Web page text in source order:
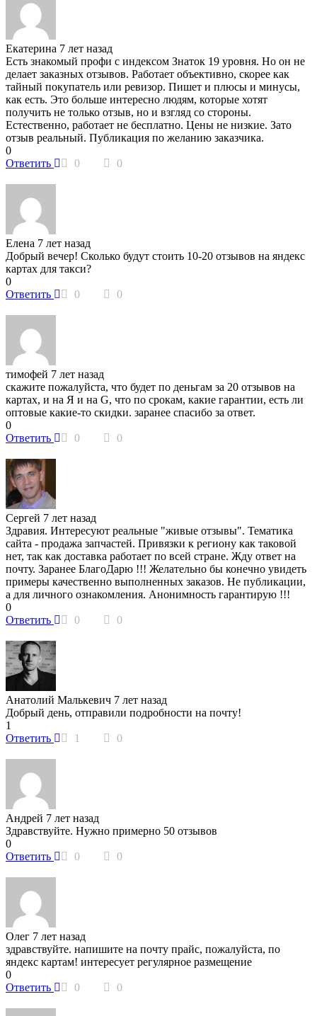
Екатерина 7 лет назад
Есть знакомый профи с индексом Знаток 19 уровня. Но он не
делает заказных отзывов. Работает объективно, скорее как
тайный покупатель или ревизор. Пишет и плюсы и минусы,
как есть. Это больше интересно людям, которые хотят
получить не только отзыв, но и взгляд со стороны.
Естественно, работает не бесплатно. Цены не низкие. Зато
отзыв реальный. Публикация по желанию заказчика.
0
Ответить
0 0
Елена 7 лет назад
Добрый вечер! Сколько будут стоить 10-20 отзывов на яндекс
картах для такси?
0
Ответить
0 0
тимофей 7 лет назад
скажите пожалуйста, что будет по деньгам за 20 отзывов на
картах, и на Я и на G, что по срокам, какие гарантии, есть ли
оптовые какие-то скидки. заранее спасибо за ответ.
0
Ответить
0 0
Сергей 7 лет назад
Здравия. Интересуют реальные "живые отзывы". Тематика
сайта - продажа запчастей. Привязки к региону как таковой
нет, так как доставка работает по всей стране. Жду ответ на
почту. Заранее БлагоДарю !!! Желательно бы конечно увидеть
примеры качественно выполненных заказов. Не публикации,
а для личного ознакомления. Анонимность гарантирую !!!
0
Ответить
0 0
Анатолий Малькевич 7 лет назад
Добрый день, отправили подробности на почту!
1
Ответить
1 0
Андрей 7 лет назад
Здравствуйте. Нужно примерно 50 отзывов
0
Ответить
0 0
Олег 7 лет назад
здравствуйте. напишите на почту прайс, пожалуйста, по
яндекс картам! интересует регулярное размещение
0
Ответить
0 0